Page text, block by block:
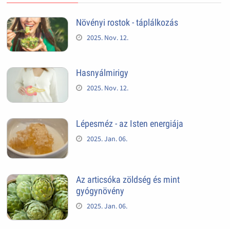
Növényi rostok - táplálkozás
2025. Nov. 12.
Hasnyálmirigy
2025. Nov. 12.
Lépesméz - az Isten energiája
2025. Jan. 06.
Az articsóka zöldség és mint
gyógynövény
2025. Jan. 06.